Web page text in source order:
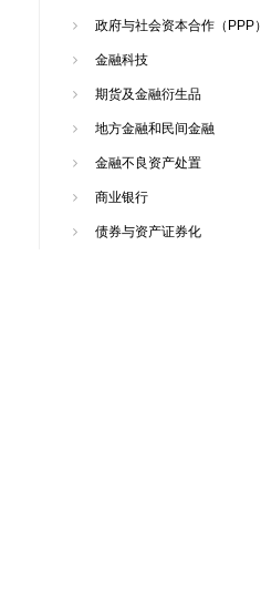
政府与社会资本合作（PPP）
金融科技
期货及金融衍生品
地方金融和民间金融
金融不良资产处置
商业银行
债券与资产证券化